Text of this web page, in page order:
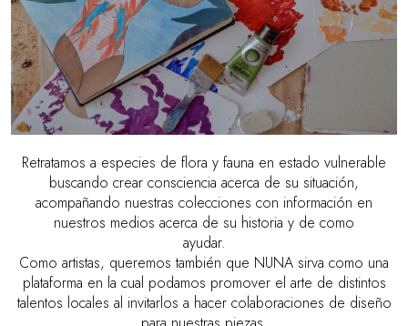
Retratamos a especies de flora y fauna en estado vulnerable
buscando crear consciencia acerca de su situación,
acompañando nuestras colecciones con información en
nuestros medios acerca de su historia y de como
ayudar.
Como artistas, queremos también que NUNA sirva como una
plataforma en la cual podamos promover el arte de distintos
talentos locales al invitarlos a hacer colaboraciones de diseño